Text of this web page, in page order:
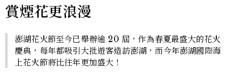
賞煙花更浪漫
澎湖花火節至今已舉辦逾 20 屆，作為春夏最盛大的花火
慶典，每年都吸引大批遊客造訪澎湖，而今年澎湖國際海
上花火節將比往年更加盛大！